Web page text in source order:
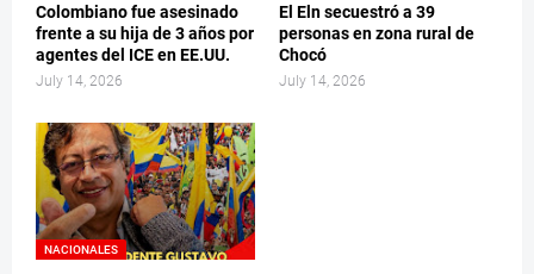
Colombiano fue asesinado
frente a su hija de 3 años por
agentes del ICE en EE.UU.
July 14, 2026
El Eln secuestró a 39
personas en zona rural de
Chocó
July 14, 2026
NACIONALES